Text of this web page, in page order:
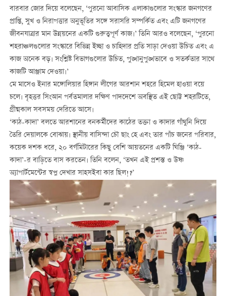
বারবার জোর দিয়ে বলেছেন, ‘পুরনো আবাসিক এলাকাগুলোর সংস্কার জনগণের
প্রাপ্তি, সুখ ও নিরাপত্তার অনুভূতির সঙ্গে সরাসরি সম্পর্কিত এবং এটি জনগণের
জীবনযাত্রার মান উন্নয়নের একটি গুরুত্বপূর্ণ কাজ।’ তিনি আরও বলেছেন, ‘পুরনো
শহরাঞ্চলগুলোর সংস্কারে বিভিন্ন ইচ্ছা ও চাহিদার প্রতি সাড়া দেওয়া উচিত এবং এ
কাজ অনেক বড়। সংশ্লিষ্ট বিভাগগুলোর উচিত, পুঙ্খানুপুঙ্খভাবে ও সতর্কতার সাথে
কাজটি আঞ্জাম দেওয়া।’
মে মাসেও ইনার মঙ্গোলিয়ার হিঙ্গান লীগের আরশান শহরে হিমেল হাওয়া বয়ে
চলে। বৃহত্তর সিংআন পর্বতমালার দক্ষিণ পাদদেশে অবস্থিত এই ছোট্ট শহরটিতে,
গ্রীষ্মকাল সবসময় দেরিতে আসে।
‘কাঠ-কাদা’ বলতে আরশানের বনকর্মীদের কাঠের তক্তা ও কাদার গাঁথুনি দিয়ে
তৈরি দেয়ালকে বোঝায়। স্থানীয় বাসিন্দা চৌ ছাং হে এবং তার পাঁচ জনের পরিবার,
কয়েক দশক ধরে, ২০ বর্গমিটারের কিছু বেশি আয়তনের একটি ঘিঞ্জি ‘কাঠ-
কাদা’-র বাড়িতে বাস করতেন। তিনি বলেন, ‘তখন এই প্রশস্ত ও উষ্ণ
অ্যাপার্টমেন্টের স্বপ্ন দেখার সাহসইবা কার ছিল!?’